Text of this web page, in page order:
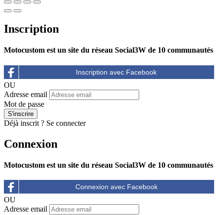
Inscription
Motocustom est un site du réseau Social3W de 10 communautés
OU
Adresse email
Mot de passe
Déjà inscrit ? Se connecter
Connexion
Motocustom est un site du réseau Social3W de 10 communautés
OU
Adresse email